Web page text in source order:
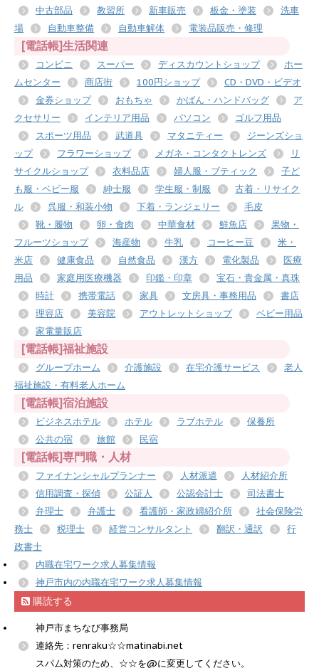
中古部品
教習所 新車販売 板金・塗装
洗車
場
自動車整備 自動車解体 電装品販売・修理
[電話帳]生活関連
コンビニ スーパー ディスカウントショップ
ホー
ムセンター
商店街 100円ショップ
CD・DVD・ビデオ
金券ショップ
おもちゃ かばん・ハンドバッグ
ア
クセサリー
インテリア用品 パソコン
ゴルフ用品
スポーツ用品
武道具 マタニティー
ジーンズショ
ップ
フラワーショップ メガネ・コンタクトレンズ
リ
サイクルショップ
衣料品店 婦人服・ブティック
子ど
も服・ベビー服
紳士服 学生服・制服
古着・リサイク
ル
呉服・和装小物 下着・ランジェリー
毛皮
靴・履物
卵・食肉 中華食材 鮮魚店
果物・
フルーツショップ
海産物 牛乳 コーヒー豆
米・
米店
健康食品 自然食品 漢方 電化製品
医療
用品
家庭用医療機器 印鑑・印章
宝石・貴金属・真珠
時計
携帯電話 家具 文房具・事務用品
書店
理容店
美容院 アウトレットショップ
ベビー用品
家電量販店
[電話帳]福祉施設
グループホーム 介護施設 在宅介護サービス
老人
福祉施設・有料老人ホーム
[電話帳]宿泊施設
ビジネスホテル ホテル ラブホテル
保養所
公共の宿
旅館 民宿
[電話帳]専門職・人材
ファイナンシャルプランナー 人材派遣
人材紹介所
信用調査・探偵
公証人 公認会計士
司法書士
弁理士
弁護士 看護師・家政婦紹介所
社会保険労
務士
税理士 経営コンサルタント 翻訳・通訳
行
政書士
内職在宅ワーク求人募集情報
神戸市内の内職在宅ワーク求人募集情報
購読する
神戸市まちなび事務局
連絡先：renraku☆☆matinabi.net
スパム対策のため、☆☆を@に変更してください。